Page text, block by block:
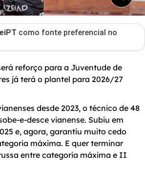
como fonte preferencial no
reforço para a Juventude de
já terá o plantel para 2026/27
desde 2023, o técnico de 48
e-desce vianense. Subiu em
e, agora, garantiu muito cedo
máxima. E quer terminar
entre categoria máxima e II